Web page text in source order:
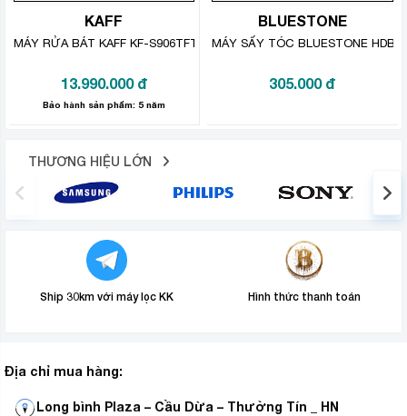
KAFF
MÁY RỬA BÁT KAFF KF-S906TFT
13.990.000 đ
Bảo hành sản phẩm: 5 năm
BLUESTONE
MÁY SẤY TÓC BLUESTONE HDB-
305.000 đ
THƯƠNG HIỆU LỚN
Ship 30km với máy lọc KK Hình thức thanh toán
Địa chỉ mua hàng:
Long bình Plaza – Cầu Dừa – Thường Tín _ HN